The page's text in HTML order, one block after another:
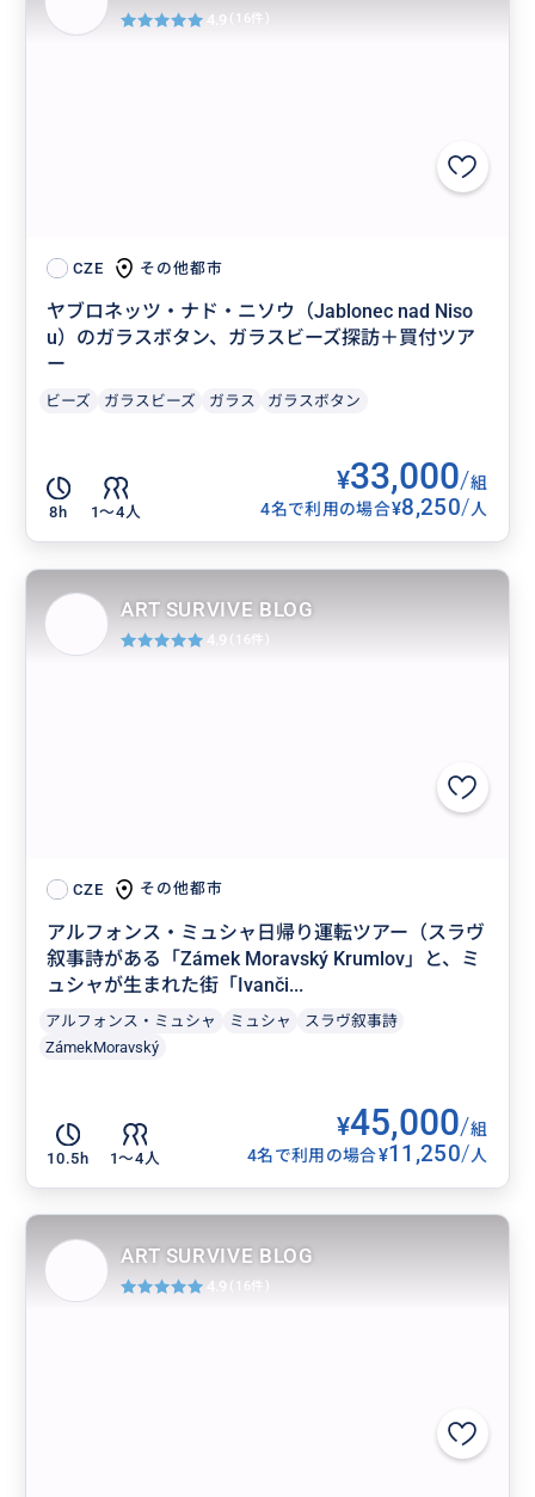
CZE その他都市
ヤブロネッツ・ナド・ニソウ（Jablonec nad Niso
u）のガラスボタン、ガラスビーズ探訪＋買付ツア
ー
ビーズ ガラスビーズ ガラス ガラスボタン
8h 1〜4人
¥33,000/組
4名で利用の場合¥8,250/人
4.9 (16件)
CZE その他都市
アルフォンス・ミュシャ日帰り運転ツアー（スラヴ
叙事詩がある「Zámek Moravský Krumlov」と、ミ
ュシャが生まれた街「Ivanči...
アルフォンス・ミュシャ ミュシャ
スラヴ叙事詩
ZámekMoravský
10.5h 1〜4人
¥45,000/組
4名で利用の場合¥11,250/人
ART SURVIVE BLOG
4.9 (16件)
ART SURVIVE BLOG
4.9 (16件)